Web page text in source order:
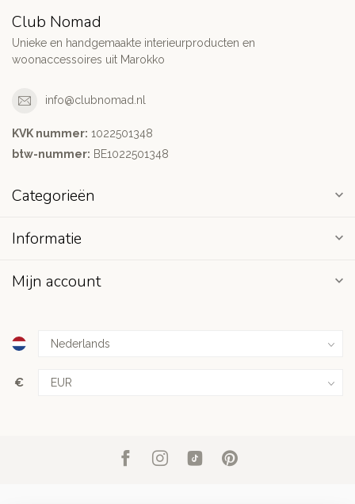
Club Nomad
Unieke en handgemaakte interieurproducten en
woonaccessoires uit Marokko
info@clubnomad.nl
KVK nummer: 1022501348
btw-nummer: BE1022501348
Categorieën
Informatie
Mijn account
€